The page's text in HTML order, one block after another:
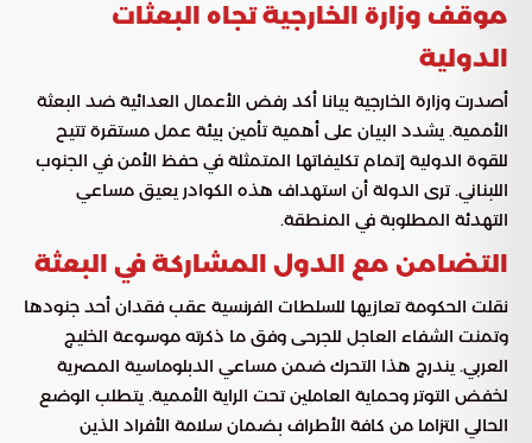
موقف وزارة الخارجية تجاه البعثات
الدولية
أصدرت وزارة الخارجية بيانا أكد رفض الأعمال العدائية ضد البعثة
الأممية. يشدد البيان على أهمية تأمين بيئة عمل مستقرة تتيح
للقوة الدولية إتمام تكليفاتها المتمثلة في حفظ الأمن في الجنوب
اللبناني. ترى الدولة أن استهداف هذه الكوادر يعيق مساعي
التهدئة المطلوبة في المنطقة.
التضامن مع الدول المشاركة في البعثة
نقلت الحكومة تعازيها للسلطات الفرنسية عقب فقدان أحد جنودها
وتمنت الشفاء العاجل للجرحى وفق ما ذكرته موسوعة الخليج
العربي. يندرج هذا التحرك ضمن مساعي الدبلوماسية المصرية
لخفض التوتر وحماية العاملين تحت الراية الأممية. يتطلب الوضع
الحالي التزاما من كافة الأطراف بضمان سلامة الأفراد الذين